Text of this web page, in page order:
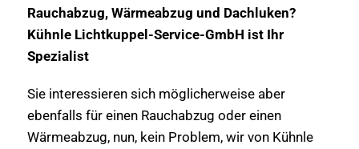
Rauchabzug, Wärmeabzug und Dachluken?
Kühnle Lichtkuppel-Service-GmbH ist Ihr
Spezialist
Sie interessieren sich möglicherweise aber
ebenfalls für einen Rauchabzug oder einen
Wärmeabzug, nun, kein Problem, wir von Kühnle